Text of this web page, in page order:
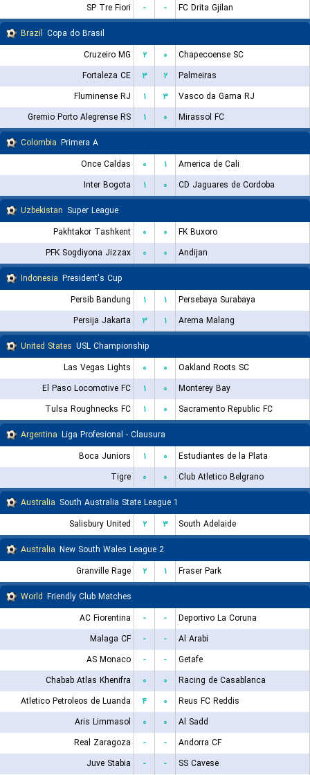
SP Tre Fiori
- -
FC Drita Gjilan
Brazil Copa do Brasil
Cruzeiro MG
۲ ۰
Chapecoense SC
Fortaleza CE
۳ ۲
Palmeiras
Fluminense RJ
۱ ۳
Vasco da Gama RJ
Gremio Porto Alegrense RS
۱ ۰
Mirassol FC
Colombia Primera A
Once Caldas
۰ ۱
America de Cali
Inter Bogota
۱ ۰
CD Jaguares de Cordoba
Uzbekistan Super League
Pakhtakor Tashkent
۰ ۰
FK Buxoro
PFK Sogdiyona Jizzax
۰ ۰
Andijan
Indonesia President's Cup
Persib Bandung
۱ ۱
Persebaya Surabaya
Persija Jakarta
۳ ۱
Arema Malang
United States USL Championship
Las Vegas Lights
۰ ۰
Oakland Roots SC
El Paso Locomotive FC
۱ ۰
Monterey Bay
Tulsa Roughnecks FC
۱ ۰
Sacramento Republic FC
Argentina Liga Profesional - Clausura
Boca Juniors
۱ ۰
Estudiantes de la Plata
Tigre
۰ ۰
Club Atletico Belgrano
Australia South Australia State League 1
Salisbury United
۲ ۳
South Adelaide
Australia New South Wales League 2
Granville Rage
۲ ۱
Fraser Park
World Friendly Club Matches
AC Fiorentina
- -
Deportivo La Coruna
Malaga CF
- -
Al Arabi
AS Monaco
- -
Getafe
Chabab Atlas Khenifra
۰ ۰
Racing de Casablanca
Atletico Petroleos de Luanda
۴ ۰
Reus FC Reddis
Aris Limmasol
۰ ۰
Al Sadd
Real Zaragoza
- -
Andorra CF
Juve Stabia
- - SS Cavese